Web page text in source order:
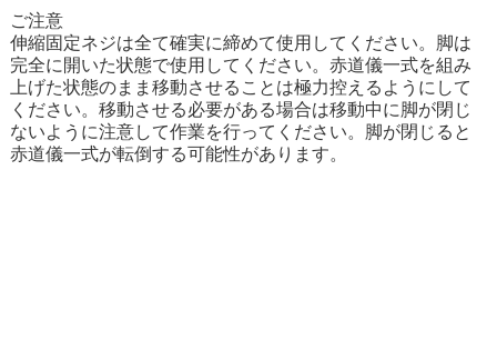
ご注意
伸縮固定ネジは全て確実に締めて使用してください。脚は
完全に開いた状態で使用してください。赤道儀一式を組み
上げた状態のまま移動させることは極力控えるようにして
ください。移動させる必要がある場合は移動中に脚が閉じ
ないように注意して作業を行ってください。脚が閉じると
赤道儀一式が転倒する可能性があります。